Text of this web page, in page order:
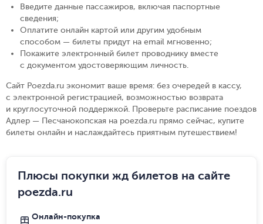
Введите данные пассажиров, включая паспортные
сведения;
Оплатите онлайн картой или другим удобным
способом — билеты придут на email мгновенно;
Покажите электронный билет проводнику вместе
с документом удостоверяющим личность.
Сайт Poezda.ru экономит ваше время: без очередей в кассу,
с электронной регистрацией, возможностью возврата
и круглосуточной поддержкой. Проверьте расписание поездов
Адлер — Песчанокопская на poezda.ru прямо сейчас, купите
билеты онлайн и наслаждайтесь приятным путешествием!
Плюсы покупки жд билетов на сайте
poezda.ru
Онлайн-покупка